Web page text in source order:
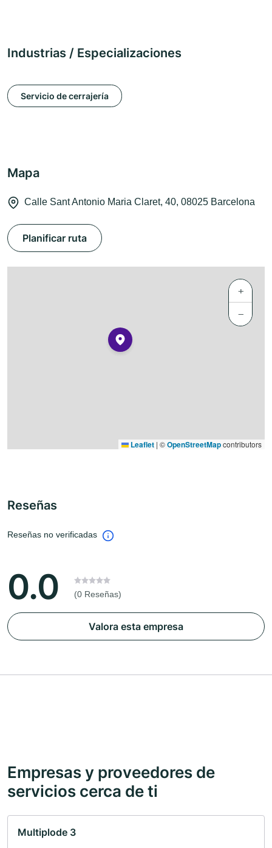
Industrias / Especializaciones
Servicio de cerrajería
Mapa
Calle Sant Antonio Maria Claret, 40, 08025 Barcelona
Planificar ruta
+
−
Leaflet | ©OpenStreetMapcontributors
Reseñas
Reseñas no verificadas
0.0 (0 Reseñas)
Valora esta empresa
Empresas y proveedores de
servicios cerca de ti
Multiplode 3